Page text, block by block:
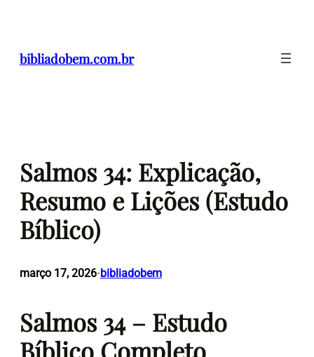
conteúdo
bibliadobem.com.br
Salmos 34: Explicação,
Resumo e Lições (Estudo
Bíblico)
março 17, 2026•bibliadobem
Salmos 34 – Estudo